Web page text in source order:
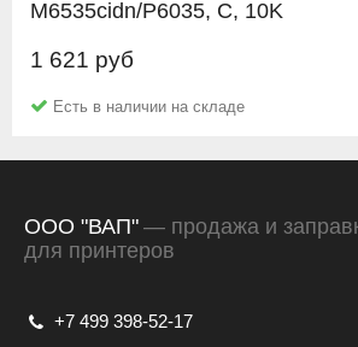
M6535cidn/P6035, C, 10K
Hi-Black
1 621 руб
Есть в наличии на складе
ООО "ВАП" — продажа и
для принтеров
+7 499 398-52-17